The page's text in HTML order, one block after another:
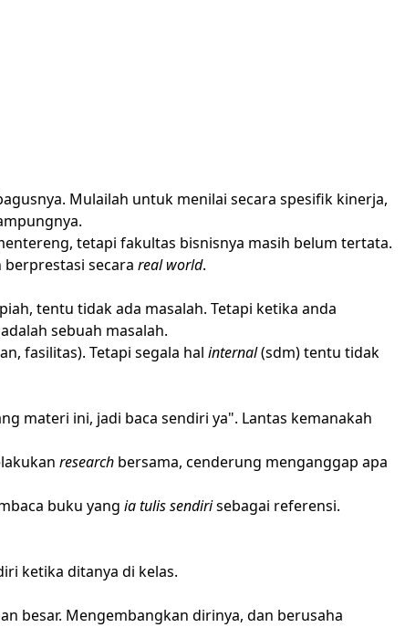
Mulailah untuk menilai secara spesifik kinerja,
tetapi fakultas bisnisnya masih belum tertata.
secara real world.
tentu tidak ada masalah. Tetapi ketika anda
sebuah masalah.
fasilitas). Tetapi segala hal internal(sdm) tentu tidak
materi ini, jadi baca sendiri ya". Lantas kemanakah
research bersama, cenderung menganggap apa
buku yang ia tulis sendirisebagai referensi.
ketika ditanya di kelas.
besar. Mengembangkan dirinya, dan berusaha